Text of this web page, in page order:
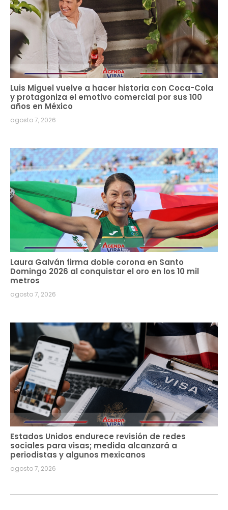
Luis Miguel vuelve a hacer historia con Coca-Cola
y protagoniza el emotivo comercial por sus 100
años en México
agosto 7, 2026
Laura Galván firma doble corona en Santo
Domingo 2026 al conquistar el oro en los 10 mil
metros
agosto 7, 2026
Estados Unidos endurece revisión de redes
sociales para visas; medida alcanzará a
periodistas y algunos mexicanos
agosto 7, 2026